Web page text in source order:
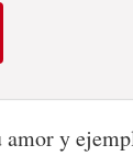
y